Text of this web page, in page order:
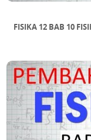
FISIKA 12 BAB 10